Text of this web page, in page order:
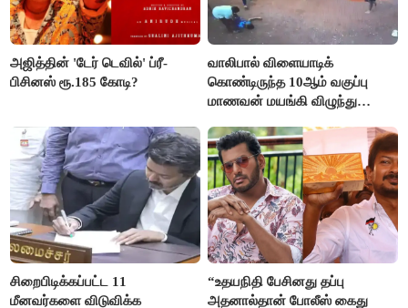
அஜித்தின் 'டேர் டெவில்' ப்ரீ-
பிசினஸ் ரூ.185 கோடி?
வாலிபால் விளையாடிக்
கொண்டிருந்த 10ஆம் வகுப்பு
மாணவன் மயங்கி விழுந்து
சிறைபிடிக்கப்பட்ட 11
மீனவர்களை விடுவிக்க
“உதயநிதி பேசினது தப்பு
அதனால்தான் போலீஸ் கைது